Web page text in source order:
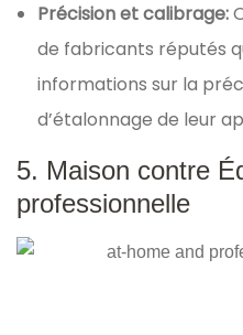
Précision et calibrage:
de fabricants réputés
informations sur la
d’étalonnage de leur
5. Maison contre
professionnelle